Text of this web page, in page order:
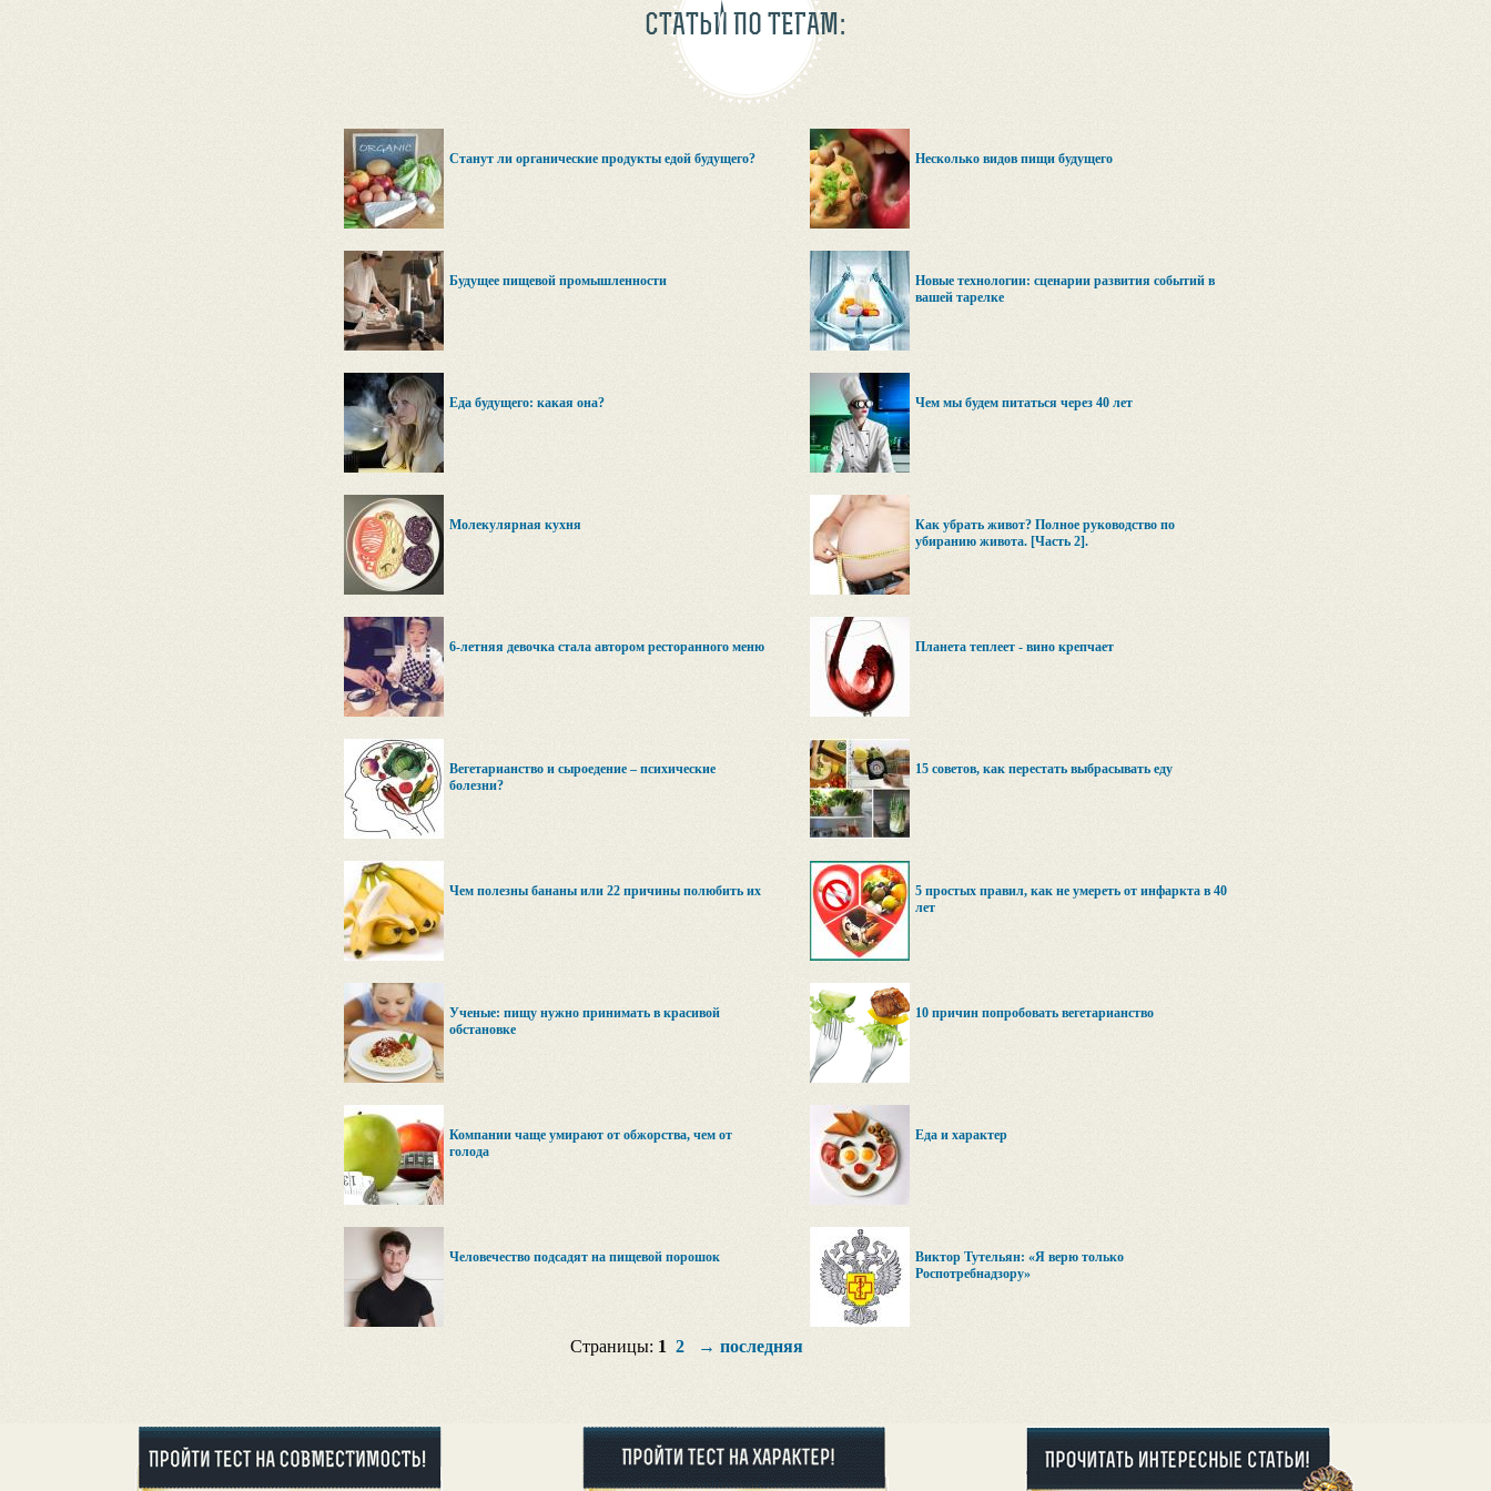
СТАТЬИ ПО ТЕГАМ:
Станут ли органические продукты едой будущего? Несколько видов пищи будущего
Будущее пищевой промышленности
Новые технологии: сценарии развития событий в
вашей тарелке
Еда будущего: какая она? Чем мы будем питаться через 40 лет
Молекулярная кухня
Как убрать живот? Полное руководство по
убиранию живота. [Часть 2].
6-летняя девочка стала автором ресторанного меню Планета теплеет - вино крепчает
Вегетарианство и сыроедение – психические
болезни?
15 советов, как перестать выбрасывать еду
Чем полезны бананы или 22 причины полюбить их
5 простых правил, как не умереть от инфаркта в 40
лет
Ученые: пищу нужно принимать в красивой
обстановке
10 причин попробовать вегетарианство
Компании чаще умирают от обжорства, чем от
голода
Еда и характер
Человечество подсадят на пищевой порошок
Виктор Тутельян: «Я верю только
Роспотребнадзору»
Страницы: 1 2 → последняя